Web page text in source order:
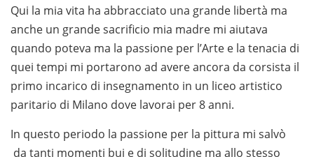
Qui la mia vita ha abbracciato una grande libertà ma
anche un grande sacrificio mia madre mi aiutava
quando poteva ma la passione per l’Arte e la tenacia di
quei tempi mi portarono ad avere ancora da corsista il
primo incarico di insegnamento in un liceo artistico
paritario di Milano dove lavorai per 8 anni.
In questo periodo la passione per la pittura mi salvò
da tanti momenti bui e di solitudine ma allo stesso